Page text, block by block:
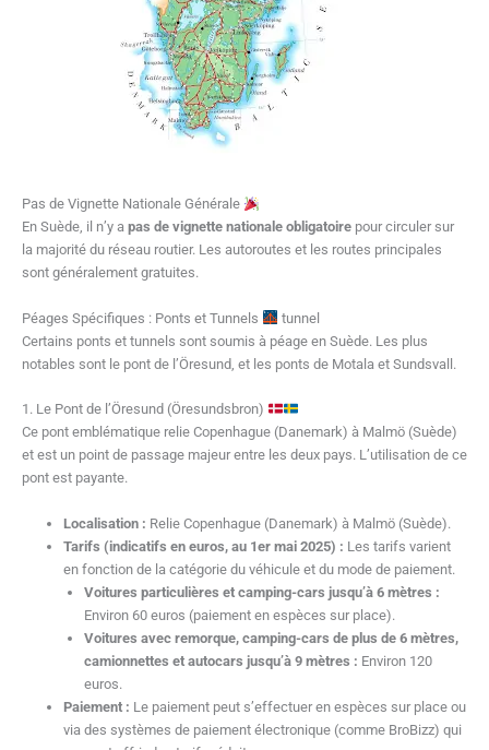
Pas de Vignette Nationale Générale
En Suède, il n’y a pas de vignette nationale obligatoire pour circuler sur
la majorité du réseau routier. Les autoroutes et les routes principales
sont généralement gratuites.
Péages Spécifiques : Ponts et Tunnels
tunnel
Certains ponts et tunnels sont soumis à péage en Suède. Les plus
notables sont le pont de l’Öresund, et les ponts de Motala et Sundsvall.
1. Le Pont de l’Öresund (Öresundsbron)
Ce pont emblématique relie Copenhague (Danemark) à Malmö (Suède)
et est un point de passage majeur entre les deux pays. L’utilisation de ce
pont est payante.
Localisation : Relie Copenhague (Danemark) à Malmö (Suède).
Tarifs (indicatifs en euros, au 1er mai 2025) : Les tarifs varient
en fonction de la catégorie du véhicule et du mode de paiement.
Voitures particulières et camping-cars jusqu’à 6 mètres :
Environ 60 euros (paiement en espèces sur place).
Voitures avec remorque, camping-cars de plus de 6 mètres,
camionnettes et autocars jusqu’à 9 mètres : Environ 120
euros.
Paiement : Le paiement peut s’effectuer en espèces sur place ou
via des systèmes de paiement électronique (comme BroBizz) qui